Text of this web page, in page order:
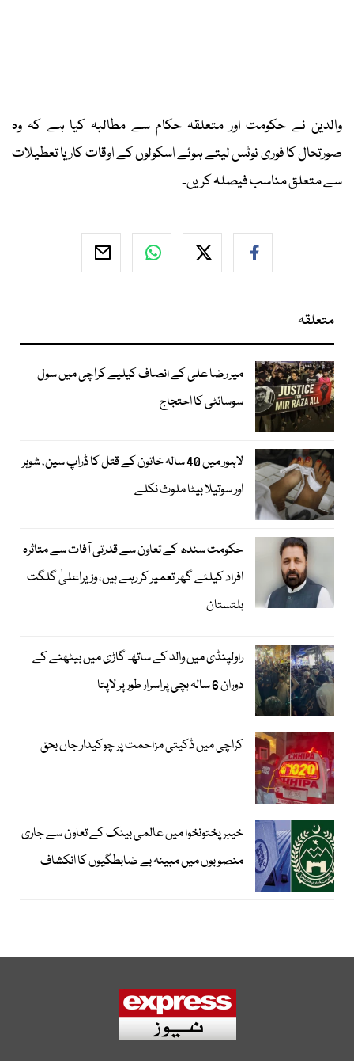
والدین نے حکومت اور متعلقہ حکام سے مطالبہ کیا ہے کہ وہ
صورتحال کا فوری نوٹس لیتے ہوئے اسکولوں کے اوقات کار یا تعطیلات
سے متعلق مناسب فیصلہ کریں۔
متعلقہ
میر رضا علی کے انصاف کیلیے کراچی میں سول
سوسائٹی کا احتجاج
لاہور میں 40 سالہ خاتون کے قتل کا ڈراپ سین، شوہر
اور سوتیلا بیٹا ملوث نکلے
حکومت سندھ کے تعاون سے قدرتی آفات سے متاثرہ
افراد کیلئے گھر تعمیر کر رہے ہیں، وزیراعلیٰ گلگت
بلتستان
راولپنڈی میں والد کے ساتھ گاڑی میں بیٹھنے کے
دوران 6 سالہ بچی پراسرار طور پر لاپتا
کراچی میں ڈکیتی مزاحمت پر چوکیدار جاں بحق
خیبرپختونخوا میں عالمی بینک کے تعاون سے جاری
منصوبوں میں مبینہ بے ضابطگیوں کا انکشاف